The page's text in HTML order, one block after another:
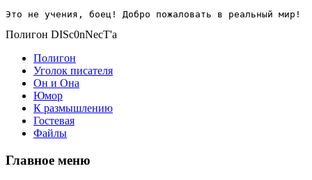
Это не учения, боец! Добро пожаловать в реальный мир!
Полигон DISc0nNecT'a
Полигон
Уголок писателя
Он и Она
Юмор
К размышлению
Гостевая
Файлы
Главное меню